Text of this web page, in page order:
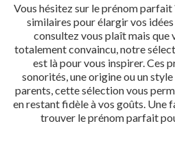
Vous hésitez sur le prénom
similaires pour élargir vos idées
consultez vous plaît mais que
totalement convaincu, notre
est là pour vous inspirer. Ces
sonorités, une origine ou un
parents, cette sélection vous
en restant fidèle à vos goûts. Une
trouver le prénom parfait